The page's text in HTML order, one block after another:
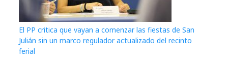
El PP critica que vayan a comenzar las fiestas de San
Julián sin un marco regulador actualizado del recinto
ferial